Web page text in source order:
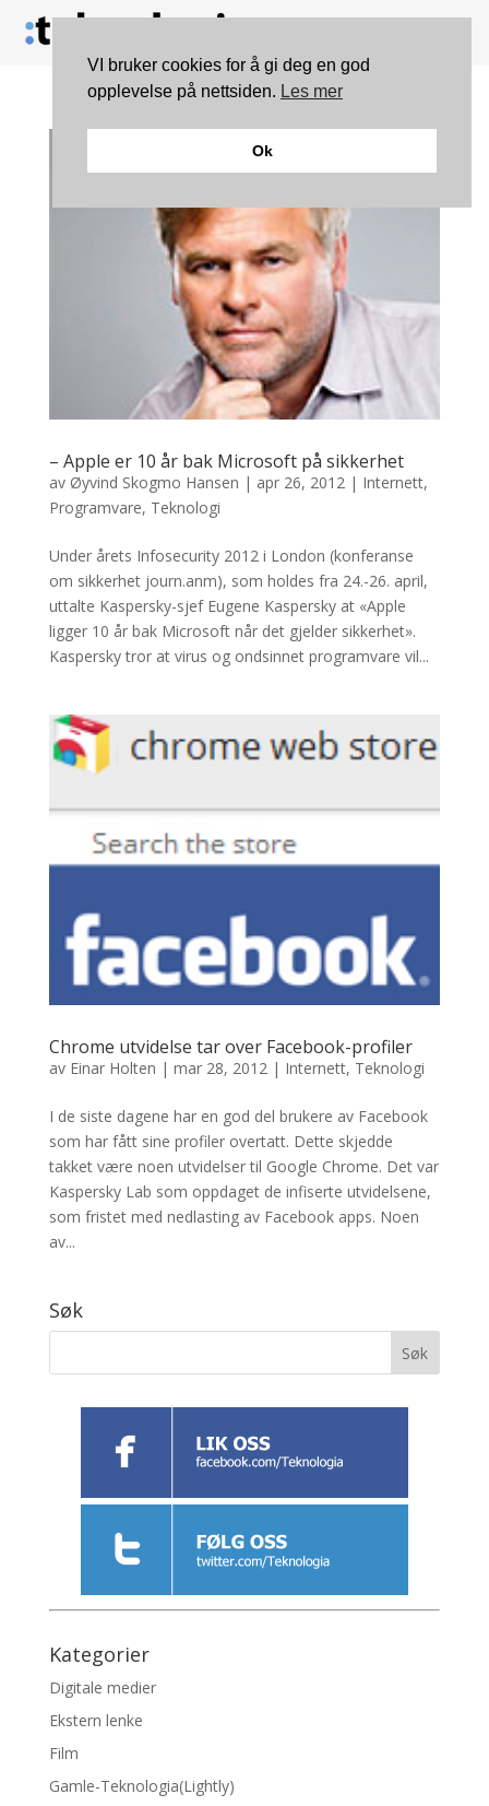
– Apple er 10 år bak Microsoft på sikkerhet
av Øyvind Skogmo Hansen | apr 26, 2012| Internett,
Programvare, Teknologi
Under årets Infosecurity 2012 i London (konferanse
om sikkerhet journ.anm), som holdes fra 24.-26. april,
uttalte Kaspersky-sjef Eugene Kaspersky at «Apple
ligger 10 år bak Microsoft når det gjelder sikkerhet».
Kaspersky tror at virus og ondsinnet programvare vil...
Chrome utvidelse tar over Facebook-profiler
av Einar Holten | mar 28, 2012| Internett, Teknologi
I de siste dagene har en god del brukere av Facebook
som har fått sine profiler overtatt. Dette skjedde
takket være noen utvidelser til Google Chrome. Det var
Kaspersky Lab som oppdaget de infiserte utvidelsene,
som fristet med nedlasting av Facebook apps. Noen
av...
Søk
Kategorier
Digitale medier
Ekstern lenke
Film
Gamle-Teknologia(Lightly)
VI bruker cookies for å gi deg en god
opplevelse på nettsiden. Les mer
Ok